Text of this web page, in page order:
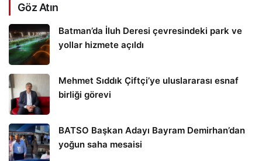
Göz Atın
Batman’da İluh Deresi çevresindeki park ve
yollar hizmete açıldı
Mehmet Sıddık Çiftçi’ye uluslararası esnaf
birliği görevi
BATSO Başkan Adayı Bayram Demirhan’dan
yoğun saha mesaisi